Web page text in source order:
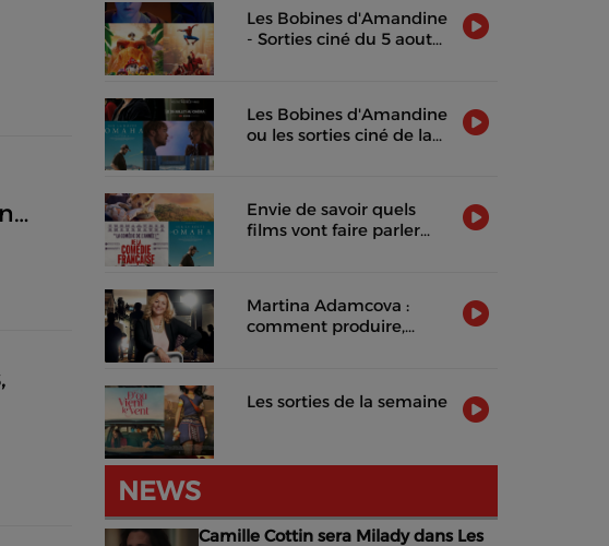
Les Bobines d'Amandine
- Sorties ciné du 5 aout
Les Bobines d'Amandine
ou les sorties ciné de la
Envie de savoir quels
films vont faire parler
Martina Adamcova :
comment produire,
Les sorties de la semaine
NEWS
Camille Cottin sera Milady dans Les